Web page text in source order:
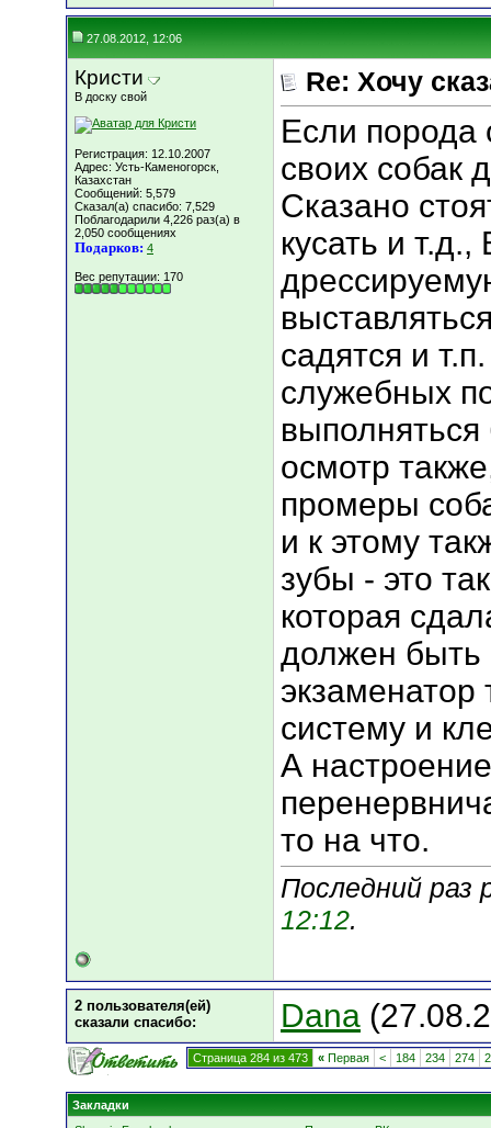
27.08.2012, 12:06
Кристи
В доску свой
Регистрация: 12.10.2007
Адрес: Усть-Каменогорск,
Казахстан
Сообщений: 5,579
Сказал(а) спасибо: 7,529
Поблагодарили 4,226 раз(а) в
2,050 сообщениях
Подарков: 4
Вес репутации: 170
Re: Хочу
Если порода
своих собак
Сказано
кусать и
садятся и
служебных
осмотр
промеры
и к этому
зубы - это
которая
должен быть
экзаменатор
систему и
А
то на что.
Последний раз
12:12.
2 пользователя(ей)
сказали cпасибо:
Dana
Страница 284 из 473 « Первая < 184 234 274
Закладки